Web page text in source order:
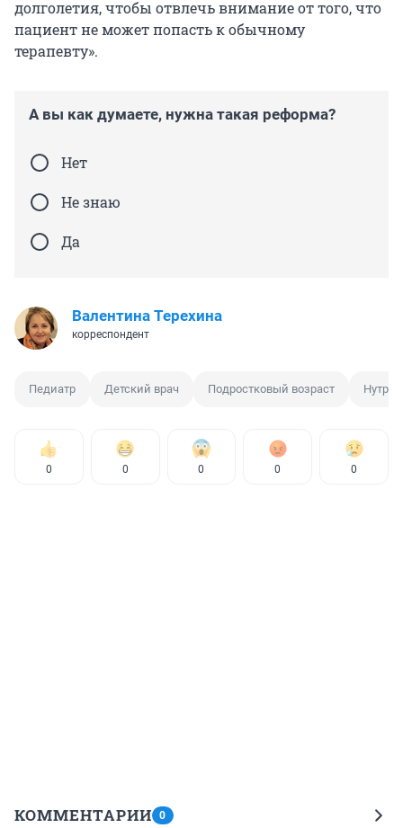
долголетия, чтобы отвлечь внимание от того, что
пациент не может попасть к обычному
терапевту».
А вы как думаете, нужна такая реформа?
Нет
Не знаю
Да
Валентина Терехина
корреспондент
Педиатр Детский врач Подростковый возраст
0 0 0 0 0
КОММЕНТАРИИ 0